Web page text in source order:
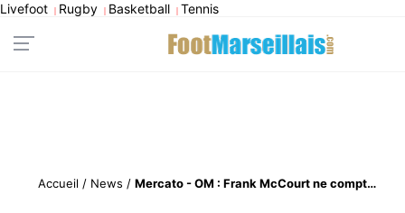
Livefoot | Rugby | Basketball | Tennis
Accueil / News / Mercato - OM : Frank McCourt ne compte pas s’asseoir sur ses 6 M€ !